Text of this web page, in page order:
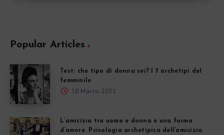
Popular Articles
Test: che tipo di donna sei? I 7 archetipi del
femminile
18 Marzo 2021
L’amicizia tra uomo e donna è una forma
d’amore. Psicologia archetipica dell’amicizia.